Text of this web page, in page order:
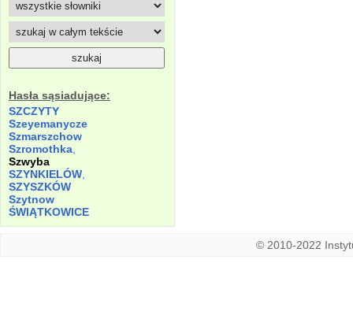
Hasła sąsiadujące:
SZCZYTY
Szeyemanycze
Szmarszchow
Szromothka
Szwyba
SZYNKIELÓW
SZYSZKÓW
Szytnow
ŚWIĄTKOWICE
© 2010-2022